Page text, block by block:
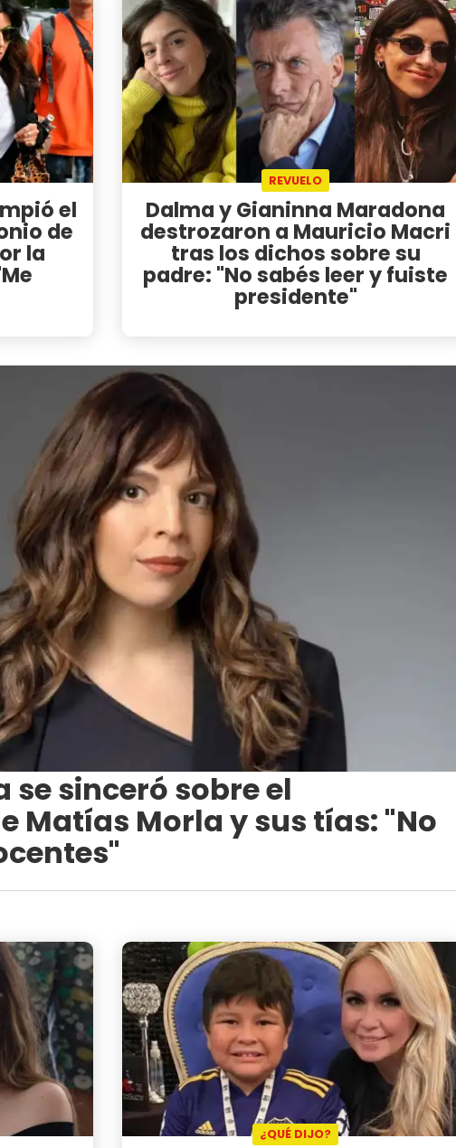
el
de
la
REVUELO
Dalma y Gianinna Maradona
destrozaron a Mauricio Macri
tras los dichos sobre su
padre: "No sabés leer y fuiste
presidente"
sinceró sobre el
Matías Morla y sus tías: "No
¿QUÉ DIJO?